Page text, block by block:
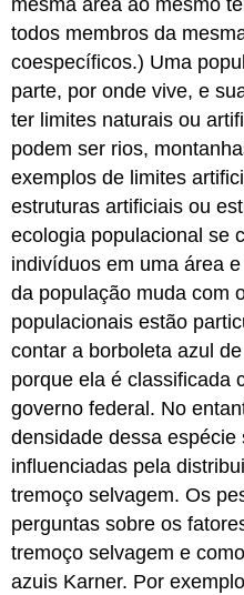
mesma área ao mesmo
todos membros da
coespecíficos.) Uma
parte, por onde vive, e
ter limites naturais ou
podem ser rios,
exemplos de limites
estruturas artificiais ou
ecologia populacional se
indivíduos em uma área
da população muda com
populacionais estão
contar a borboleta azul
porque ela é classificada
governo federal. No
densidade dessa espécie
influenciadas pela
tremoço selvagem. Os
perguntas sobre os
tremoço selvagem e
azuis Karner. Por